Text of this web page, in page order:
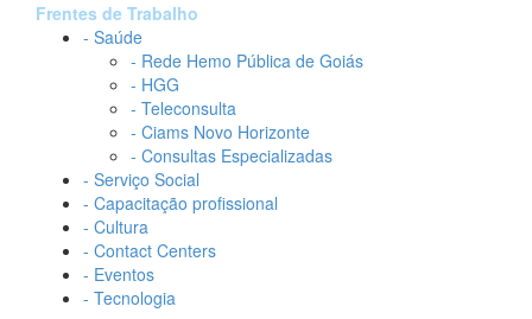
Frentes de Trabalho
- Saúde
- Rede Hemo Pública de Goiás
- HGG
- Teleconsulta
- Ciams Novo Horizonte
- Consultas Especializadas
- Serviço Social
- Capacitação profissional
- Cultura
- Contact Centers
- Eventos
- Tecnologia